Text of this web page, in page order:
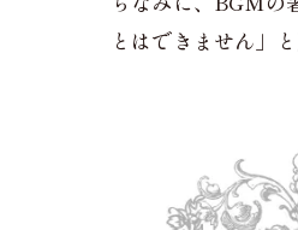
とはできません」